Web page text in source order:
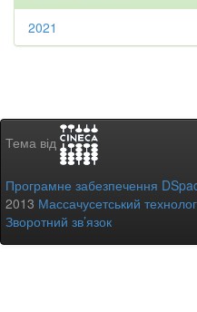
2021
Тема від
Програмне забезпечення
2013 Массачусетський
Зворотний зв’язок